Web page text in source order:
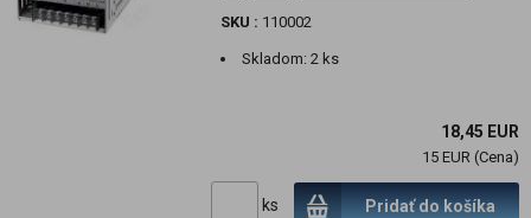
SKU : 110002
Skladom:2 ks
18,45 EUR
15 EUR (Cena)
ks Pridať do košíka